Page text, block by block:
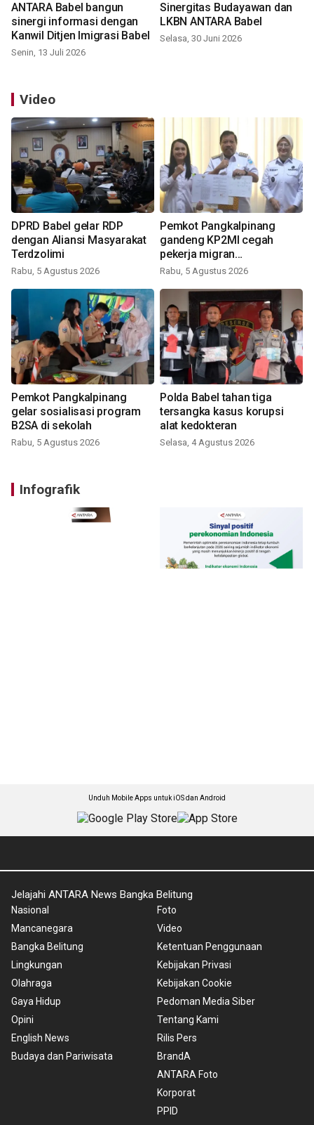
ANTARA Babel bangun
sinergi informasi dengan
Kanwil Ditjen Imigrasi Babel
Senin, 13 Juli 2026
Sinergitas Budayawan dan
LKBN ANTARA Babel
Selasa, 30 Juni 2026
Video
DPRD Babel gelar RDP
dengan Aliansi Masyarakat
Terdzolimi
Rabu, 5 Agustus 2026
Pemkot Pangkalpinang
gandeng KP2MI cegah
pekerja migran
nonprosedural
Rabu, 5 Agustus 2026
Pemkot Pangkalpinang
gelar sosialisasi program
B2SA di sekolah
Rabu, 5 Agustus 2026
Polda Babel tahan tiga
tersangka kasus korupsi
alat kedokteran
Selasa, 4 Agustus 2026
Infografik
Unduh Mobile Apps untuk iOS dan Android
Jelajahi ANTARA News Bangka Belitung
Nasional
Mancanegara
Bangka Belitung
Lingkungan
Olahraga
Gaya Hidup
Opini
English News
Budaya dan Pariwisata
Foto
Video
Ketentuan Penggunaan
Kebijakan Privasi
Kebijakan Cookie
Pedoman Media Siber
Tentang Kami
Rilis Pers
BrandA
ANTARA Foto
Korporat
PPID